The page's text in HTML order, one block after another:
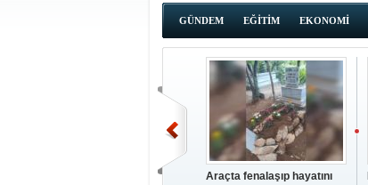
GÜNDEM
EĞİTİM EKONOMİ
Araçta fenalaşıp hayatını